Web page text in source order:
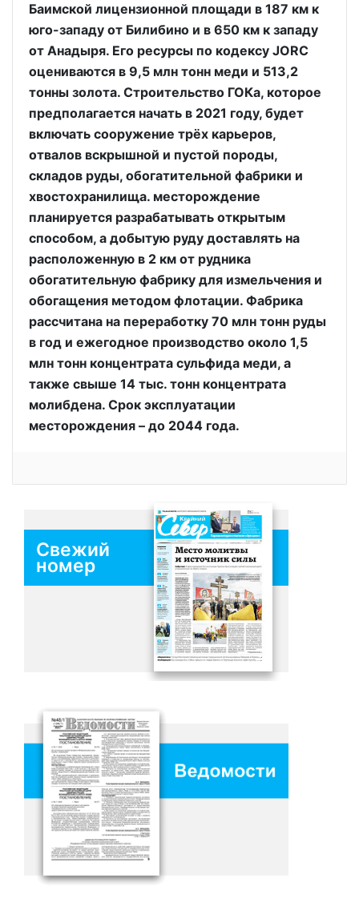
Баимской лицензионной площади в 187 км к
юго-западу от Билибино и в 650 км к западу
от Анадыря. Его ресурсы по кодексу JORC
оцениваются в 9,5 млн тонн меди и 513,2
тонны золота. Строительство ГОКа, которое
предполагается начать в 2021 году, будет
включать сооружение трёх карьеров,
отвалов вскрышной и пустой породы,
складов руды, обогатительной фабрики и
хвостохранилища. месторождение
планируется разрабатывать открытым
способом, а добытую руду доставлять на
расположенную в 2 км от рудника
обогатительную фабрику для измельчения и
обогащения методом флотации. Фабрика
рассчитана на переработку 70 млн тонн руды
в год и ежегодное производство около 1,5
млн тонн концентрата сульфида меди, а
также свыше 14 тыс. тонн концентрата
молибдена. Срок эксплуатации
месторождения – до 2044 года.
Свежий
номер